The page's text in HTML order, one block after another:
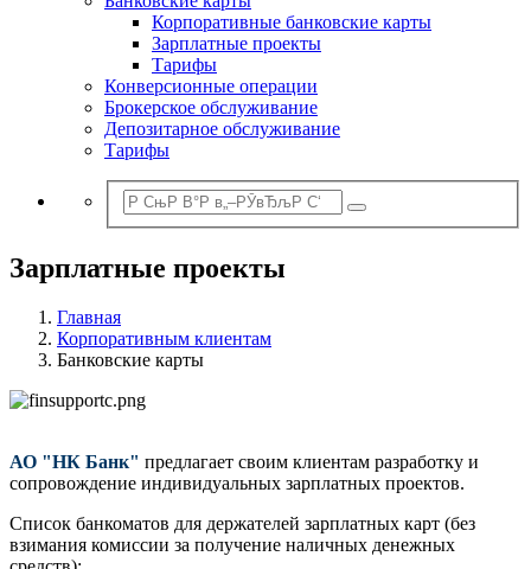
Корпоративные банковские карты
Зарплатные проекты
Тарифы
Конверсионные операции
Брокерское обслуживание
Депозитарное обслуживание
Тарифы
Зарплатные проекты
Главная
Корпоративным клиентам
Банковские карты
АО "НК Банк" предлагает своим клиентам разработку и
сопровождение индивидуальных зарплатных проектов.
Список банкоматов для держателей зарплатных карт (без
взимания комиссии за получение наличных денежных